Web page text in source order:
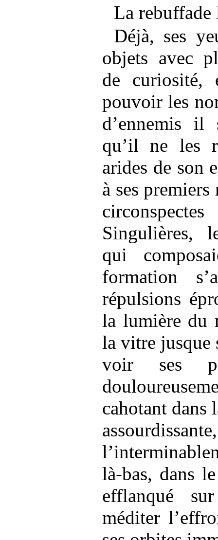
La
Déjà, ses
objets avec
de curiosité,
pouvoir les
d’ennemis
qu’il ne les
arides de son
à ses
Singulières,
qui
formation
répulsions
la lumière du
la vitre jusque
voir ses
cahotant dans
là-bas, dans
efflanqué
méditer